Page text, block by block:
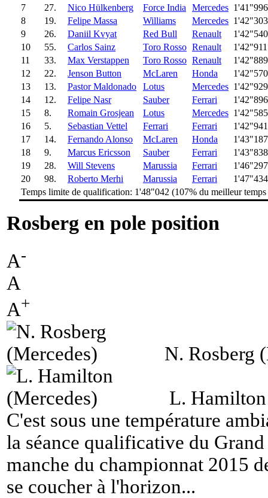
7
27. Nico Hülkenberg Force India Mercedes 1'41"996
8
19. Felipe Massa Williams Mercedes 1'42"303
9
26. Daniil Kvyat Red Bull Renault
1'42"540
10
55. Carlos Sainz Toro Rosso Renault
1'42"911
11
33. Max Verstappen Toro Rosso Renault
1'42"889
12
22. Jenson Button McLaren Honda
1'42"570
13
13. Pastor Maldonado Lotus Mercedes 1'42"929
14
12. Felipe Nasr Sauber Ferrari
1'42"896
15
8. Romain Grosjean Lotus Mercedes 1'42"585
16
5. Sebastian Vettel Ferrari Ferrari
1'42"941
17
14. Fernando Alonso McLaren Honda
1'43"187
18
9. Marcus Ericsson Sauber Ferrari
1'43"838
19
28. Will Stevens Marussia Ferrari
1'46"297
20
98. Roberto Merhi Marussia Ferrari
1'47"434
Temps limite de qualification: 1'48"042 (107% du meilleur
Rosberg en pole position
A-
A
A+
N. Rosberg
L.
C'est sous une température
la séance qualificative du
manche du championnat 2015
se coucher à l'horizon...